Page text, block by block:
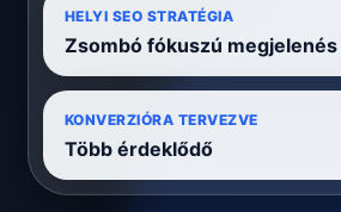
HELYI SEO STRATÉGIA
Zsombó fókuszú megjelenés
KONVERZIÓRA TERVEZVE
Több érdeklődő